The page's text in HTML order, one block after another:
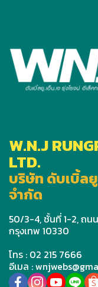
W.N.J
LTD.
บริษัท ดับเบิ้ลยู
จำกัด
50/3-4, ชั้นที่ 1-2, ถนน
กรุงเทพ 10330
โทร : 02 215 7666
อีเมล :